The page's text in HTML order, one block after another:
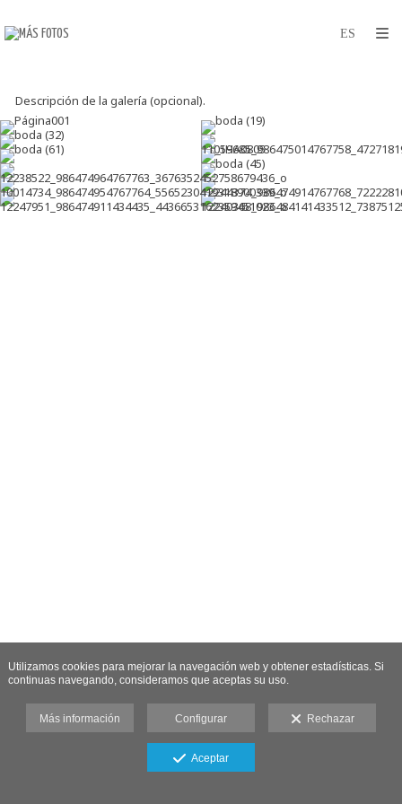
Descripción de la galería (opcional).
Utilizamos cookies para mejorar la navegación web y obtener estadísticas. Si
continuas navegando, consideramos que aceptas su uso.
Más información Configurar Rechazar
Aceptar